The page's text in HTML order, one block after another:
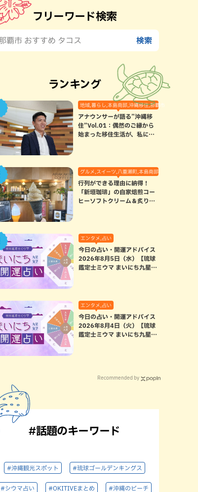
フリーワード検索
ランキング
地域,暮らし,本島南部,沖縄移住,那覇市
アナウンサーが語る”沖縄移
住”Vol.01：偶然のご縁から
始まった移住生活が、私にと
グルメ,スイーツ,八重瀬町,本島南部
行列ができる理由に納得！
「新垣珈琲」の自家焙煎コー
ヒーソフトクリーム＆炙りマ
エンタメ,占い
今日の占い・開運アドバイス
2026年8月5日（水）【琉球
鑑定士ミウマ まいにち九星気
エンタメ,占い
今日の占い・開運アドバイス
2026年8月4日（火）【琉球
鑑定士ミウマ まいにち九星気
Recommended by
#話題のキーワード
#沖縄観光スポット #琉球ゴールデンキングス
#シウマ占い #OKITIVEまとめ #沖縄のビーチ